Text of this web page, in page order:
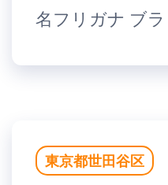
名フリガナ ブ
東京都世田谷区